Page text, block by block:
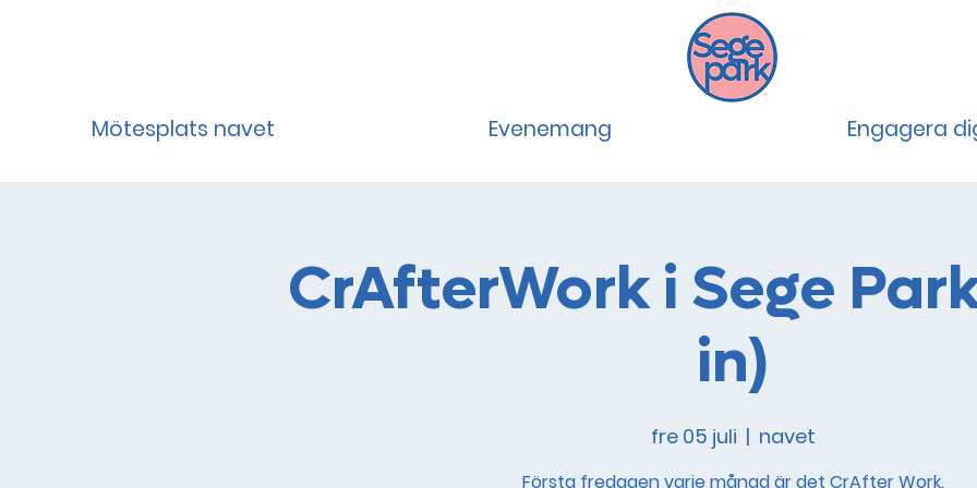
Mötesplats navet Evenemang Engagera
CrAfterWork i Sege
in)
fre 05 juli
  |
navet
Första fredagen varje månad är det CrAfter Work.